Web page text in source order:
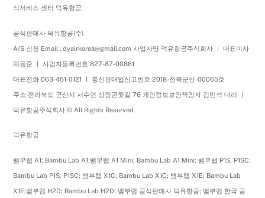
식서비스 센터 덕유항공
공식판매사 덕유항공(주)
A/S 신청 Email : dyairkorea@gmail.com 사업자명 덕유항공주식회사 ㅣ 대표이사
채동준 ㅣ 사업자등록번호 827-87-00861
대표전화 063-451-0121 ㅣ 통신판매업신고번호 2018-전북군산-00065호
주소 전라북도 군산시 서수면 상장곤윗길 76 개인정보보안책임자 김민석 대리 ㅣ
덕유항공주식회사 © All Rights Reserved
덕유항공
뱀부랩 A1; Bambu Lab A1;뱀부랩 A1 Mini; Bambu Lab A1 Mini; 뱀부랩 P1S, P1SC;
Bambu Lab P1S, P1SC; 뱀부랩 X1C; Bambu Lab X1C; 뱀부랩 X1E; Bambu Lab
X1E;뱀부랩 H2D; Bambu Lab H2D; 뱀부랩 공식판매사 덕유항공; 뱀부랩 한국 공